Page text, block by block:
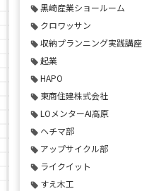
黒崎産業ショールーム
クロワッサン
収納プランニング実践講座
起業
HAPO
東商住建株式会社
LOメンターAI高原
ヘチマ部
アップサイクル部
ライクイット
すえ木工